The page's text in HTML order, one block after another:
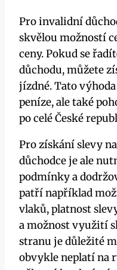
Pro invalidní
skvělou možností
ceny. Pokud se
důchodu, můžete
jízdné. Tato
peníze, ale také
po celé České
Pro získání slevy
důchodce je ale
podmínky a
patří například
vlaků, platnost
a možnost využití
stranu je důležité
obvykle neplatí na